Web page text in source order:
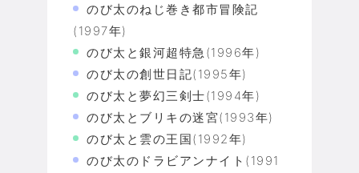
のび太のねじ巻き都市冒険記
(1997年)
のび太と銀河超特急(1996年)
のび太の創世日記(1995年)
のび太と夢幻三剣士(1994年)
のび太とブリキの迷宮(1993年)
のび太と雲の王国(1992年)
のび太のドラビアンナイト(1991